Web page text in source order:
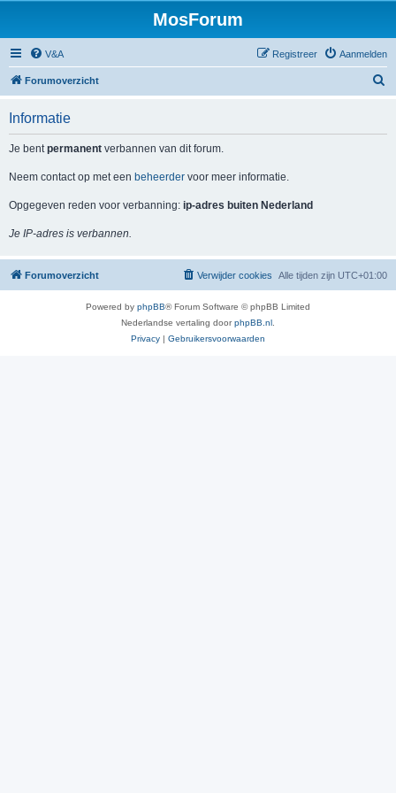
MosForum
V&A Aanmelden
Registreer
Forumoverzicht
Informatie
Je bentpermanent verbannen van dit forum.
Neem contact op met een beheerder voor meer informatie.
Opgegeven reden voor verbanning: ip-adres buiten Nederland
Je IP-adres is verbannen.
Forumoverzicht Alle tijden zijn UTC+01:00
Verwijder cookies
Powered by phpBB® Forum Software © phpBB Limited
Nederlandse vertaling doorphpBB.nl
Privacy | Gebruikersvoorwaarden